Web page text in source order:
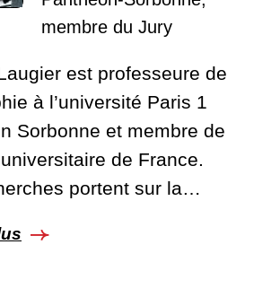
membre du Jury
est professeure de
à l’université Paris 1
Sorbonne et membre de
universitaire de France.
portent sur la…